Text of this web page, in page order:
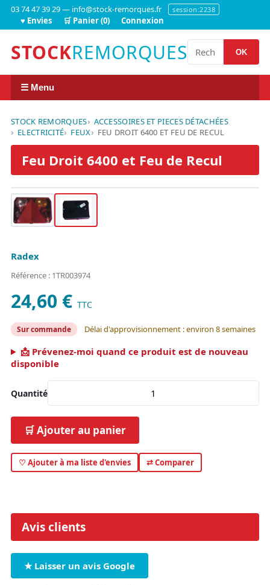
03 74 47 39 29 — info@stock-remorques.fr session:2238
♥ Envies 🛒 Panier (0) Connexion
STOCKREMORQUES OK
☰ Menu
STOCK REMORQUES
ACCESSOIRES ET PIECES DÉTACHÉES
ELECTRICITÉ
FEUX FEU DROIT 6400 ET FEU DE RECUL
Feu Droit 6400 et Feu de Recul
Radex
Référence : 1TR003974
24,60 € TTC
Sur commande Délai d'approvisionnement : environ 8 semaines
📩 Prévenez-moi quand ce produit est de nouveau
disponible
Quantité
🛒 Ajouter au panier
♡ Ajouter à ma liste d'envies ⇄ Comparer
Avis clients
★ Laisser un avis Google